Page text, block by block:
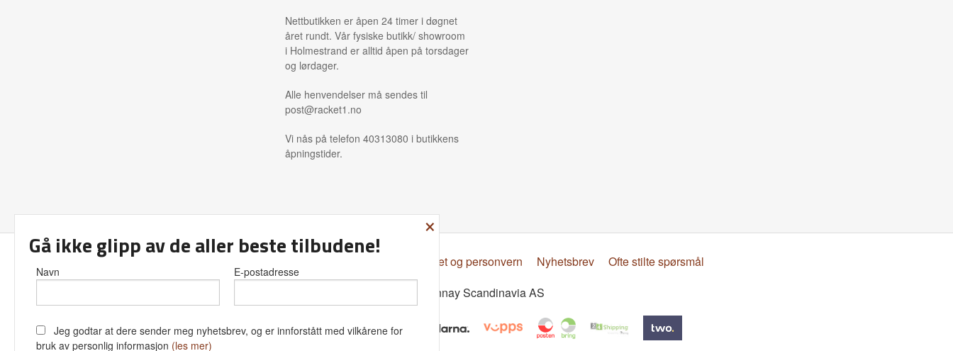
Nettbutikken er åpen 24 timer i døgnet
året rundt. Vår fysiske butikk/ showroom
i Holmestrand er alltid åpen på torsdager
og lørdager.
Alle henvendelser må sendes til
post@racket1.no
Vi nås på telefon 40313080 i butikkens
åpningstider.
Sikkerhet og personvern Nyhetsbrev
Ofte stilte spørsmål
© Donnay Scandinavia AS
×
Gå ikke glipp av de aller beste tilbudene!
Navn E-postadresse
Jeg godtar at dere sender meg nyhetsbrev, og er innforstått med vilkårene for
bruk av personlig informasjon (les mer)